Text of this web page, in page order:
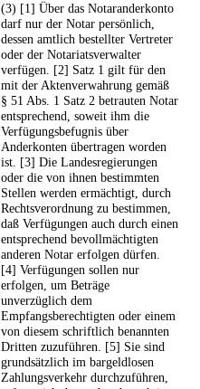
(3) [1] Über das Notaranderkonto
darf nur der Notar persönlich,
dessen amtlich bestellter Vertreter
oder der Notariatsverwalter
verfügen. [2] Satz 1 gilt für den
mit der Aktenverwahrung gemäß
§ 51 Abs. 1 Satz 2 betrauten Notar
entsprechend, soweit ihm die
Verfügungsbefugnis über
Anderkonten übertragen worden
ist. [3] Die Landesregierungen
oder die von ihnen bestimmten
Stellen werden ermächtigt, durch
Rechtsverordnung zu bestimmen,
daß Verfügungen auch durch einen
entsprechend bevollmächtigten
anderen Notar erfolgen dürfen.
[4] Verfügungen sollen nur
erfolgen, um Beträge
unverzüglich dem
Empfangsberechtigten oder einem
von diesem schriftlich benannten
Dritten zuzuführen. [5] Sie sind
grundsätzlich im bargeldlosen
Zahlungsverkehr durchzuführen,